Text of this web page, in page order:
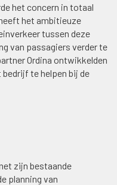
het concern in totaal
het ambitieuze
tussen deze
van passagiers verder te
Ordina ontwikkelden
te helpen bij de
zijn bestaande
planning van